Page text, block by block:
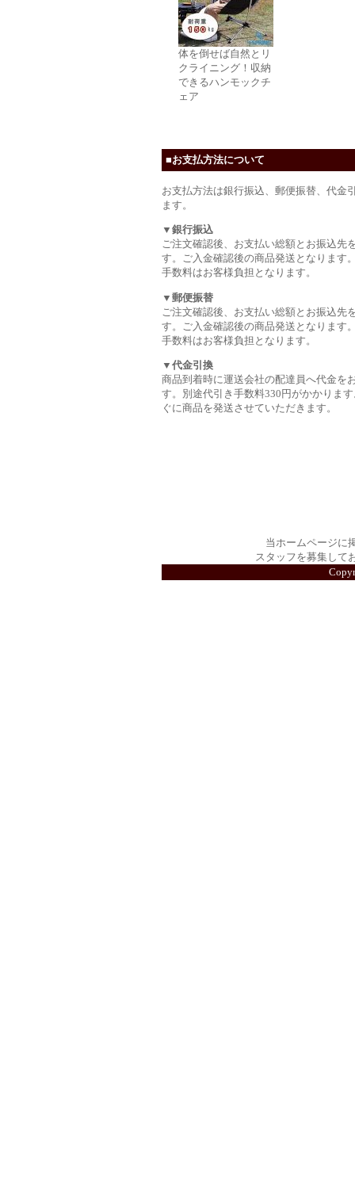
体を倒せば自然とリ
クライニング！収納
できるハンモックチ
ェア
■お支払方法について
お支払方法は銀行振込、郵便振替、代金
ます。
▼銀行振込
ご注文確認後、お支払い総額とお振込先
す。ご入金確認後の商品発送となります
手数料はお客様負担となります。
▼郵便振替
ご注文確認後、お支払い総額とお振込先
す。ご入金確認後の商品発送となります
手数料はお客様負担となります。
▼代金引換
商品到着時に運送会社の配達員へ代金を
す。別途代引き手数料330円がかかりま
ぐに商品を発送させていただきます。
当ホームページに
スタッフを募集して